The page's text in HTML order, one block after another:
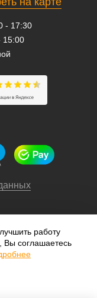
- 17:30
15:00
работу
Вы соглашаетесь